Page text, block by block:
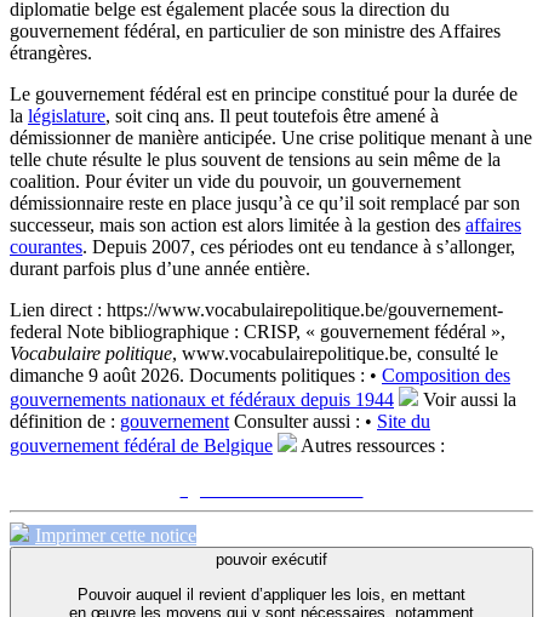
diplomatie belge est également placée sous la direction du
gouvernement fédéral, en particulier de son ministre des Affaires
étrangères.
Le gouvernement fédéral est en principe constitué pour la durée de
la législature, soit cinq ans. Il peut toutefois être amené à
démissionner de manière anticipée. Une crise politique menant à une
telle chute résulte le plus souvent de tensions au sein même de la
coalition. Pour éviter un vide du pouvoir, un gouvernement
démissionnaire reste en place jusqu’à ce qu’il soit remplacé par son
successeur, mais son action est alors limitée à la gestion des affaires
courantes. Depuis 2007, ces périodes ont eu tendance à s’allonger,
durant parfois plus d’une année entière.
Lien direct : https://www.vocabulairepolitique.be/gouvernement-
federal Note bibliographique : CRISP, « gouvernement fédéral »,
Vocabulaire politique, www.vocabulairepolitique.be, consulté le
dimanche 9 août 2026. Documents politiques : • Composition des
gouvernements nationaux et fédéraux depuis 1944
Voir aussi la
définition de : gouvernement Consulter aussi : • Site du
gouvernement fédéral de Belgique
Autres ressources :
Imprimer cette notice
pouvoir exécutif
Pouvoir auquel il revient d’appliquer les lois, en mettant
en œuvre les moyens qui y sont nécessaires, notamment